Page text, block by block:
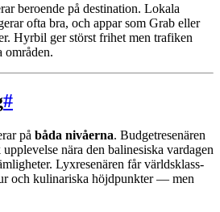
beroende på destination. Lokala
ofta bra, och appar som Grab eller
Hyrbil ger störst frihet men trafiken
områden.
#
på båda nivåerna. Budgetresenären
nära den balinesiska vardagen
Lyxresenären får världsklass-
och kulinariska höjdpunkter — men